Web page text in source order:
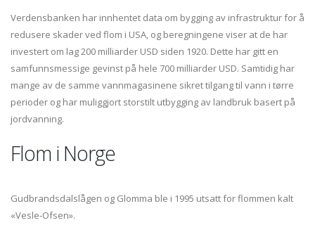
Verdensbanken har innhentet data om bygging av infrastruktur for å
redusere skader ved flom i USA, og beregningene viser at de har
investert om lag 200 milliarder USD siden 1920. Dette har gitt en
samfunnsmessige gevinst på hele 700 milliarder USD. Samtidig har
mange av de samme vannmagasinene sikret tilgang til vann i tørre
perioder og har muliggjort storstilt utbygging av landbruk basert på
jordvanning.
Flom i Norge
Gudbrandsdalslågen og Glomma ble i 1995 utsatt for flommen kalt
«Vesle-Ofsen».